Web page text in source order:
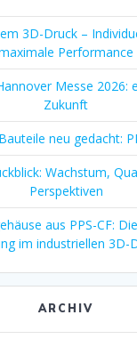
3D-Druck –
Performance
Messe 2026:
Zukunft
neu gedacht:
Wachstum,
Perspektiven
aus PPS-CF:
im industriellen 3D-
ARCHIV